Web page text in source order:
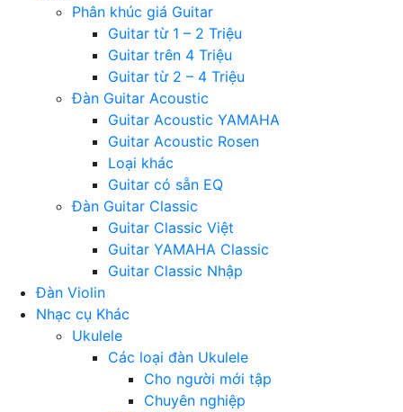
Phân khúc giá Guitar
Guitar từ 1 – 2 Triệu
Guitar trên 4 Triệu
Guitar từ 2 – 4 Triệu
Đàn Guitar Acoustic
Guitar Acoustic YAMAHA
Guitar Acoustic Rosen
Loại khác
Guitar có sẵn EQ
Đàn Guitar Classic
Guitar Classic Việt
Guitar YAMAHA Classic
Guitar Classic Nhập
Đàn Violin
Nhạc cụ Khác
Ukulele
Các loại đàn Ukulele
Cho người mới tập
Chuyên nghiệp